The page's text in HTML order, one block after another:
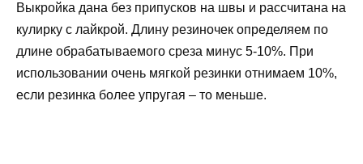
Выкройка дана без припусков на швы и рассчитана на
кулирку с лайкрой. Длину резиночек определяем по
длине обрабатываемого среза минус 5-10%. При
использовании очень мягкой резинки отнимаем 10%,
если резинка более упругая – то меньше.